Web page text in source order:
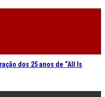
dos 25 anos de “All Is